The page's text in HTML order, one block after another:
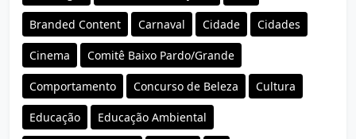
Branded Content Carnaval Cidade Cidades
Cinema Comitê Baixo Pardo/Grande
Comportamento Concurso de Beleza Cultura
Educação Educação Ambiental